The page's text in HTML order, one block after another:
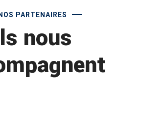
NOS PARTENAIRES
nous